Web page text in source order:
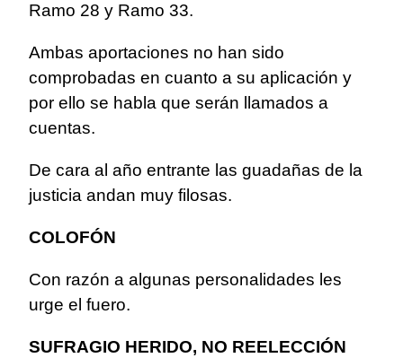
Ramo 28 y Ramo 33.
Ambas aportaciones no han sido
comprobadas en cuanto a su aplicación y
por ello se habla que serán llamados a
cuentas.
De cara al año entrante las guadañas de la
justicia andan muy filosas.
COLOFÓN
Con razón a algunas personalidades les
urge el fuero.
SUFRAGIO HERIDO, NO REELECCIÓN